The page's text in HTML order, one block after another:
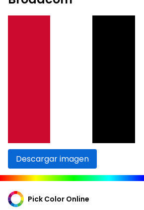
Descargar imagen
Pick Color Online